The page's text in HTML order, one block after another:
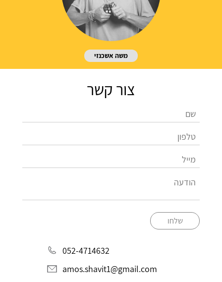
משה אשכנזי
צור קשר
שלחו
052-4714632
amos.shavit1@gmail.com